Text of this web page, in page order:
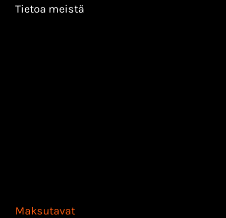
Tietoa meistä
Maksutavat